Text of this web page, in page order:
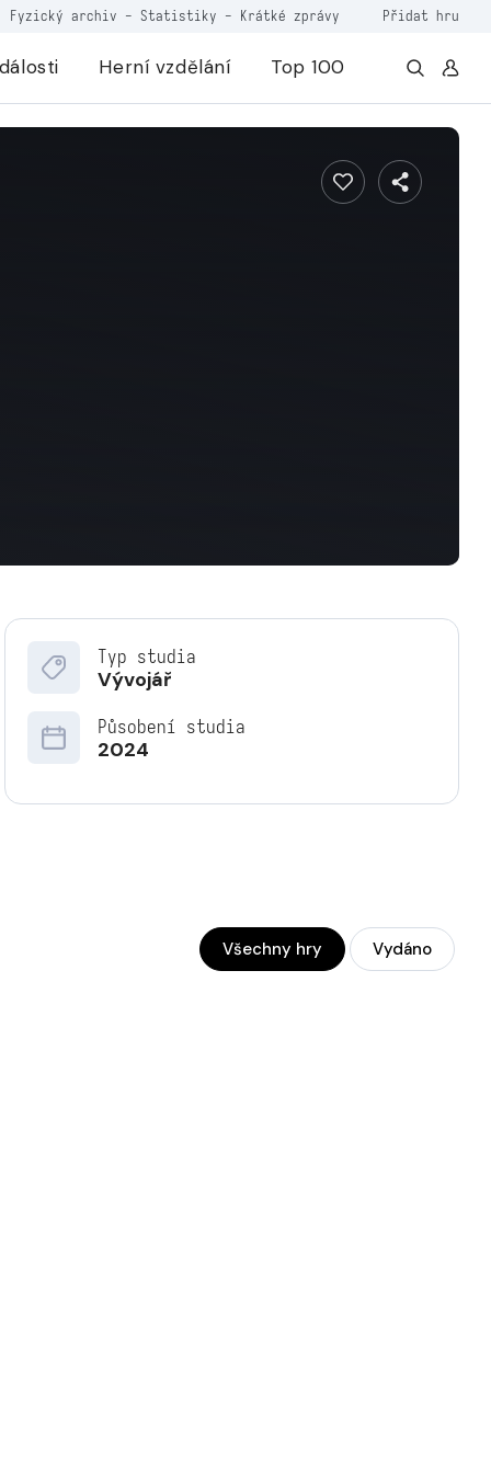
Fyzický archiv - Statistiky - Krátké zprávy Přidat hru
Herní vzdělání Top 100
Typ studia
Vývojář
Působení studia
2024
Všechny hry Vydáno